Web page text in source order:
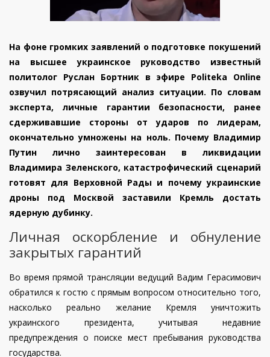
На фоне громких заявлений о подготовке покушений
на высшее украинское руководство известный
политолог Руслан Бортник в эфире Politeka Online
озвучил потрясающий анализ ситуации. По словам
эксперта, личные гарантии безопасности, ранее
сдерживавшие стороны от ударов по лидерам,
окончательно умножены на ноль. Почему Владимир
Путин лично заинтересован в ликвидации
Владимира Зеленского, катастрофический сценарий
готовят для Верховной Рады и почему украинские
дроны под Москвой заставили Кремль достать
ядерную дубинку.
Личная оскорбление и обнуление
закрытых гарантий
Во время прямой трансляции ведущий Вадим Герасимович
обратился к гостю с прямым вопросом относительно того,
насколько реально желание Кремля уничтожить
украинского президента, учитывая недавние
предупреждения о поиске мест пребывания руководства
государства.